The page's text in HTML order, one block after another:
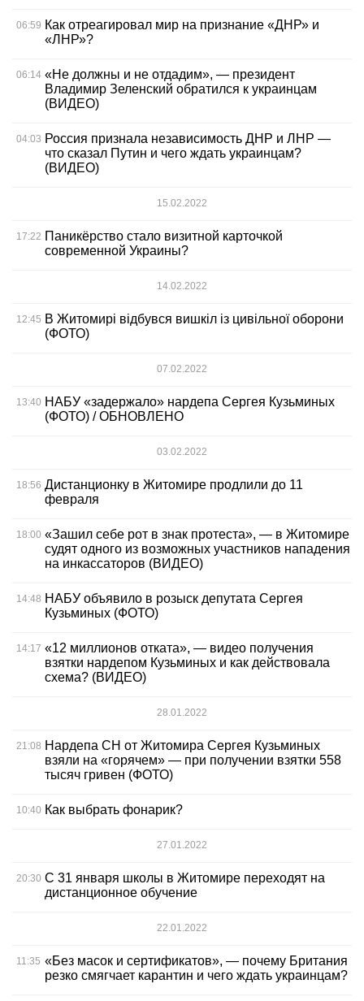
06:59 Как отреагировал мир на признание «ДНР» и
«ЛНР»?
06:14 «Не должны и не отдадим», — президент
Владимир Зеленский обратился к украинцам
(ВИДЕО)
04:03 Россия признала независимость ДНР и ЛНР —
что сказал Путин и чего ждать украинцам?
(ВИДЕО)
15.02.2022
17:22 Паникёрство стало визитной карточкой
современной Украины?
14.02.2022
12:45 В Житомирі відбувся вишкіл із цивільної оборони
(ФОТО)
07.02.2022
13:40 НАБУ «задержало» нардепа Сергея Кузьминых
(ФОТО) / ОБНОВЛЕНО
03.02.2022
18:56 Дистанционку в Житомире продлили до 11
февраля
18:00 «Зашил себе рот в знак протеста», — в Житомире
судят одного из возможных участников нападения
на инкассаторов (ВИДЕО)
14:48 НАБУ объявило в розыск депутата Сергея
Кузьминых (ФОТО)
14:17 «12 миллионов отката», — видео получения
взятки нардепом Кузьминых и как действовала
схема? (ВИДЕО)
28.01.2022
21:08 Нардепа СН от Житомира Сергея Кузьминых
взяли на «горячем» — при получении взятки 558
тысяч гривен (ФОТО)
10:40 Как выбрать фонарик?
27.01.2022
20:30 С 31 января школы в Житомире переходят на
дистанционное обучение
22.01.2022
11:35 «Без масок и сертификатов», — почему Британия
резко смягчает карантин и чего ждать украинцам?